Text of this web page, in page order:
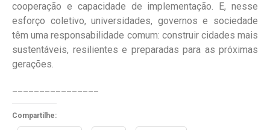
cooperação e capacidade de implementação. E, nesse
esforço coletivo, universidades, governos e sociedade
têm uma responsabilidade comum: construir cidades mais
sustentáveis, resilientes e preparadas para as próximas
gerações.
Compartilhe: